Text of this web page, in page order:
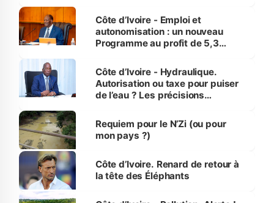
et Yamoussoukro
Côte d’Ivoire - Emploi et
autonomisation : un nouveau
Programme au profit de 5,3
Côte d’Ivoire - Hydraulique.
Autorisation ou taxe pour puiser
de l’eau ? Les précisions
Requiem pour le N’Zi (ou pour
mon pays ?)
Côte d’Ivoire. Renard de retour à
la tête des Éléphants